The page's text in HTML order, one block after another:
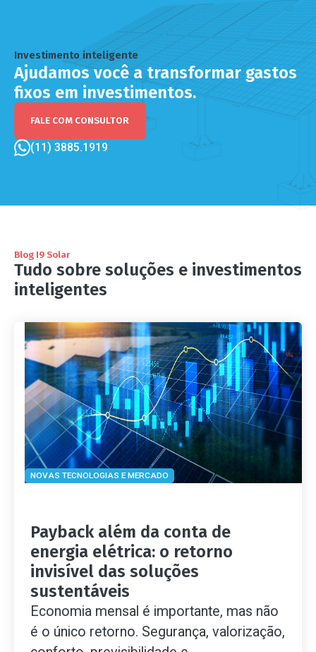
Investimento inteligente
Ajudamos você a transformar gastos
fixos em investimentos.
FALE COM CONSULTOR
(11) 3885.1919
Blog I9 Solar
Tudo sobre soluções e investimentos
inteligentes
NOVAS TECNOLOGIAS E MERCADO
Payback além da conta de
energia elétrica: o retorno
invisível das soluções
sustentáveis
Economia mensal é importante, mas não
é o único retorno. Segurança, valorização,